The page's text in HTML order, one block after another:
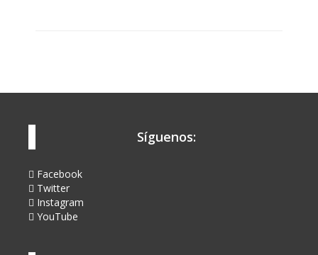
Síguenos:
Facebook
Twitter
Instagram
YouTube